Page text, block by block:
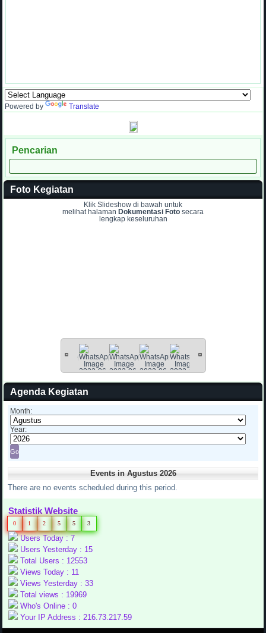
Powered by Translate
Pencarian
Foto Kegiatan
Klik Slideshow di bawah untuk
melihat halaman Dokumentasi Foto secara
lengkap keseluruhan
Agenda Kegiatan
Month:
Year:
Events in Agustus 2026
There are no events scheduled during this period.
Statistik Website
0 1 2 5 5 3
Users Today : 7
Users Yesterday : 15
Total Users : 12553
Views Today : 11
Views Yesterday : 33
Total views : 19969
Who's Online : 0
Your IP Address : 216.73.217.59